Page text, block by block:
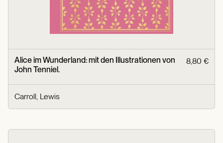
Alice im Wunderland: mit den Illustrationen von
John Tenniel.
8,80 €
Carroll, Lewis